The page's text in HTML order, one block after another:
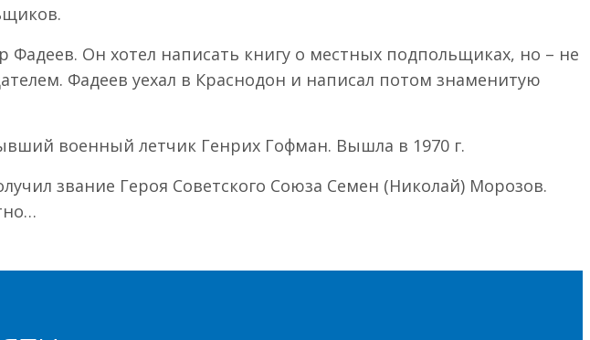
Фадеев. Он хотел написать книгу о местных подпольщиках, но – не
Фадеев уехал в Краснодон и написал потом знаменитую
военный летчик Генрих Гофман. Вышла в 1970 г.
звание Героя Советского Союза Семен (Николай) Морозов.